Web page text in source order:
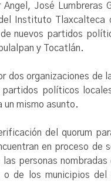
José Lumbreras
Instituto
nuevos partidos
y Tocatlán.
organizaciones de
políticos
un mismo asunto.
del quorum
en proceso de
personas nombradas
de los municipios